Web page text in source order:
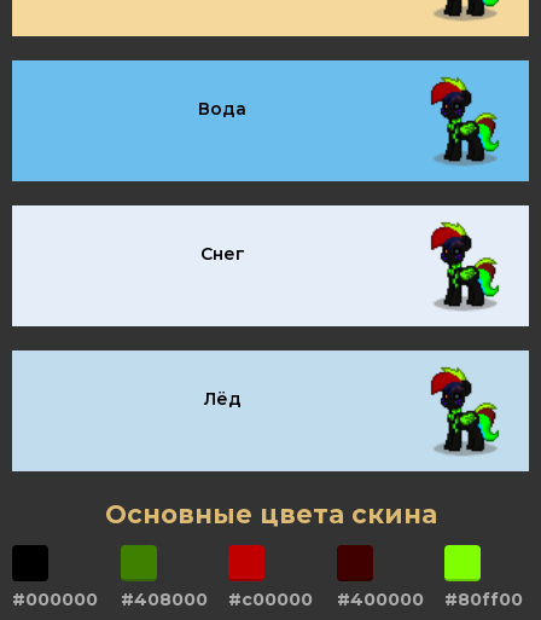
Вода
Снег
Лёд
Основные цвета скина
#000000 #408000 #c00000 #400000 #80ff00